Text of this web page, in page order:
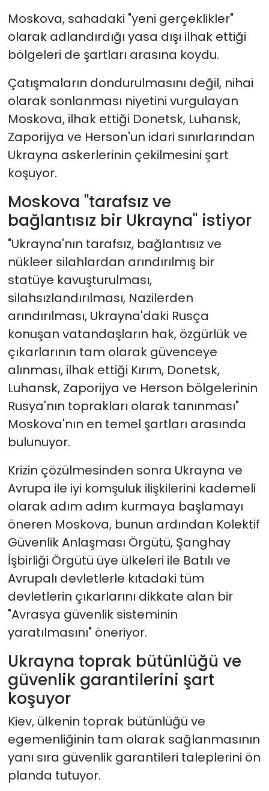
Moskova, sahadaki "yeni gerçeklikler"
olarak adlandırdığı yasa dışı ilhak ettiği
bölgeleri de şartları arasına koydu.
Çatışmaların dondurulmasını değil, nihai
olarak sonlanması niyetini vurgulayan
Moskova, ilhak ettiği Donetsk, Luhansk,
Zaporijya ve Herson'un idari sınırlarından
Ukrayna askerlerinin çekilmesini şart
koşuyor.
Moskova "tarafsız ve
bağlantısız bir Ukrayna" istiyor
"Ukrayna'nın tarafsız, bağlantısız ve
nükleer silahlardan arındırılmış bir
statüye kavuşturulması,
silahsızlandırılması, Nazilerden
arındırılması, Ukrayna'daki Rusça
konuşan vatandaşların hak, özgürlük ve
çıkarlarının tam olarak güvenceye
alınması, ilhak ettiği Kırım, Donetsk,
Luhansk, Zaporijya ve Herson bölgelerinin
Rusya'nın toprakları olarak tanınması"
Moskova'nın en temel şartları arasında
bulunuyor.
Krizin çözülmesinden sonra Ukrayna ve
Avrupa ile iyi komşuluk ilişkilerini kademeli
olarak adım adım kurmaya başlamayı
öneren Moskova, bunun ardından Kolektif
Güvenlik Anlaşması Örgütü, Şanghay
İşbirliği Örgütü üye ülkeleri ile Batılı ve
Avrupalı devletlerle kıtadaki tüm
devletlerin çıkarlarını dikkate alan bir
"Avrasya güvenlik sisteminin
yaratılmasını" öneriyor.
Ukrayna toprak bütünlüğü ve
güvenlik garantilerini şart
koşuyor
Kiev, ülkenin toprak bütünlüğü ve
egemenliğinin tam olarak sağlanmasının
yanı sıra güvenlik garantileri taleplerini ön
planda tutuyor.